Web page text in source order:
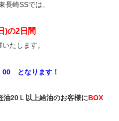
崎SSでは、
)の2日間
たします。
00 となります！
油20Ｌ以上給油のお客様にBOX